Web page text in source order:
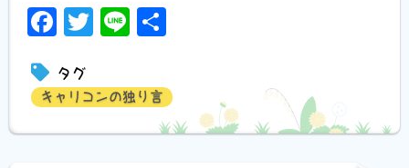
Facebook
Twitter
Line
タグ
キャリコンの独り言